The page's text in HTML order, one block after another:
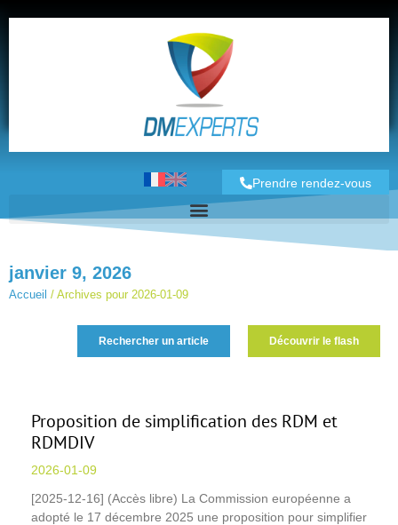
Prendre rendez-vous
janvier 9, 2026
Accueil / Archives pour 2026-01-09
Rechercher un article Découvrir le flash
Proposition de simplification des RDM et
RDMDIV
2026-01-09
[2025-12-16] (Accès libre) La Commission européenne a
adopté le 17 décembre 2025 une proposition pour simplifier